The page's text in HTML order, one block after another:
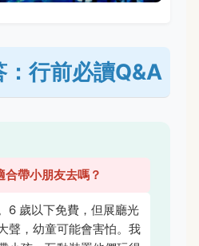
：行前必讀Q&A
帶小朋友去嗎？
6 歲以下免費，但展廳光
聲，幼童可能會害怕。我